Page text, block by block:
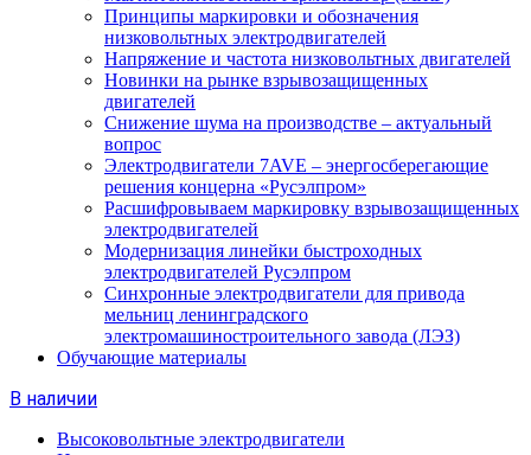
Принципы маркировки и обозначения
низковольтных электродвигателей
Напряжение и частота низковольтных двигателей
Новинки на рынке взрывозащищенных
двигателей
Снижение шума на производстве – актуальный
вопрос
Электродвигатели 7AVE – энергосберегающие
решения концерна «Русэлпром»
Расшифровываем маркировку взрывозащищенных
электродвигателей
Модернизация линейки быстроходных
электродвигателей Русэлпром
Синхронные электродвигатели для привода
мельниц ленинградского
электромашиностроительного завода (ЛЭЗ)
Обучающие материалы
В наличии
Высоковольтные электродвигатели